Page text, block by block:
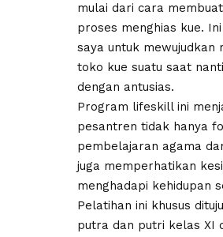
mulai dari cara
proses menghias kue.
saya untuk mewujudkan
toko kue suatu saat
dengan antusias.
Program lifeskill ini
pesantren tidak hanya
pembelajaran agama
juga memperhatikan
menghadapi kehidupan
Pelatihan ini khusus
putra dan putri kelas XI